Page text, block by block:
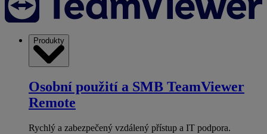
Produkty
Osobní použití a SMB TeamViewer
Remote
Rychlý a zabezpečený vzdálený přístup a IT podpora.